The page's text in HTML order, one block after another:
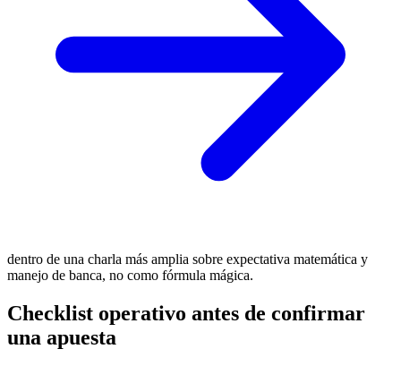
dentro de una charla más amplia sobre expectativa matemática y
manejo de banca, no como fórmula mágica.
Checklist operativo antes de confirmar
una apuesta